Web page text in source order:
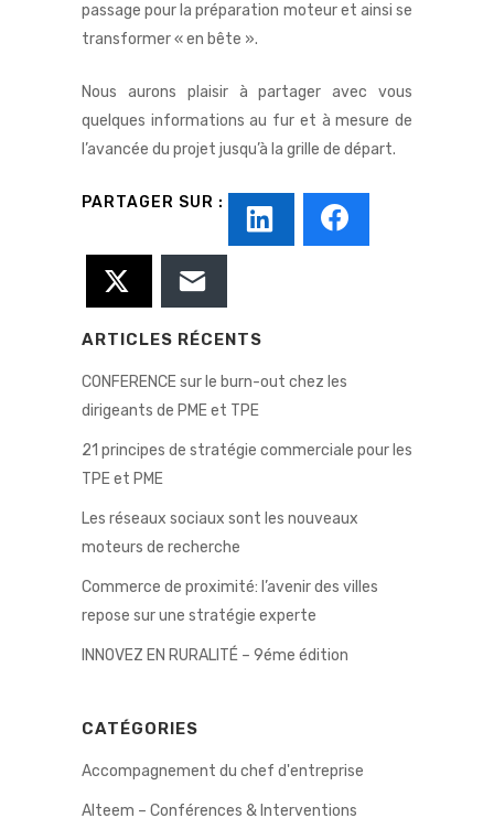
passage pour la préparation moteur et ainsi se
transformer « en bête ».
Nous aurons plaisir à partager avec vous
quelques informations au fur et à mesure de
l’avancée du projet jusqu’à la grille de départ.
ARTICLES RÉCENTS
CONFERENCE sur le burn-out chez les
dirigeants de PME et TPE
21 principes de stratégie commerciale pour les
TPE et PME
Les réseaux sociaux sont les nouveaux
moteurs de recherche
Commerce de proximité: l’avenir des villes
repose sur une stratégie experte
INNOVEZ EN RURALITÉ – 9éme édition
CATÉGORIES
Accompagnement du chef d'entreprise
Alteem – Conférences & Interventions